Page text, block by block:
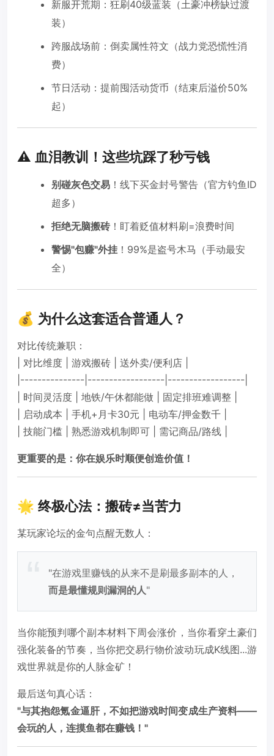
新服开荒期：狂刷40级蓝装（土豪冲榜缺过渡
装）
跨服战场前：倒卖属性符文（战力党恐慌性消
费）
节日活动：提前囤活动货币（结束后溢价50%
起）
⚠️ 血泪教训！这些坑踩了秒亏钱
别碰灰色交易 ！线下买金封号警告（官方钓鱼ID
超多）
拒绝无脑搬砖！盯着贬值材料刷=浪费时间
警惕"包赚"外挂 ！99%是盗号木马（手动最安
全）
💰 为什么这套适合普通人？
对比传统兼职：
| 对比维度 | 游戏搬砖 | 送外卖/便利店 |
|---------------|------------------|------------------|
| 时间灵活度 | 地铁/午休都能做 | 固定排班难调整 |
| 启动成本 | 手机+月卡30元 | 电动车/押金数千 |
| 技能门槛 | 熟悉游戏机制即可 | 需记商品/路线 |
更重要的是：你在娱乐时顺便创造价值！
🌟 终极心法：搬砖≠当苦力
某玩家论坛的金句点醒无数人：
"在游戏里赚钱的从来不是刷最多副本的人，
而是最懂规则漏洞的人"
当你能预判哪个副本材料下周会涨价，当你看穿土豪们
强化装备的节奏，当你把交易行物价波动玩成K线图...游
戏世界就是你的人脉金矿！
最后送句真心话：
"与其抱怨氪金逼肝，不如把游戏时间变成生产资料——
会玩的人，连摸鱼都在赚钱！"